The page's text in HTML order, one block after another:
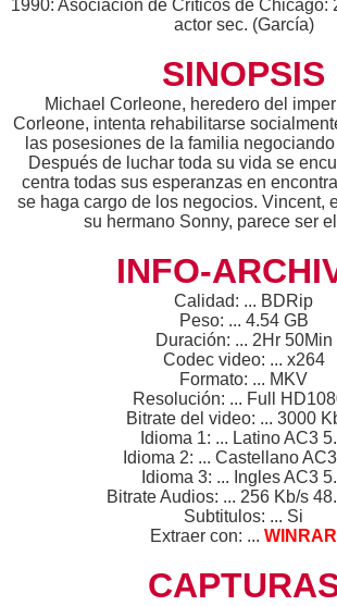
1990: Asociación de Críticos de Chicago:
actor sec. (García)
SINOPSIS
Michael Corleone, heredero del
Corleone, intenta rehabilitarse
las posesiones de la familia
Después de luchar toda su vida se
centra todas sus esperanzas en
se haga cargo de los negocios. Vincent,
su hermano Sonny, parece ser
INFO-
Calidad: ... BDRip
Peso: ... 4.54 GB
Duración: ... 2Hr 50Min
Codec video: ... x264
Formato: ... MKV
Resolución: ... Full
Bitrate del video: ... 3000
Idioma 1: ... Latino AC3
Idioma 2: ... Castellano
Idioma 3: ... Ingles AC3
Bitrate Audios: ... 256 Kb/s
Subtitulos: ... Si
Extraer con: ... WINRAR